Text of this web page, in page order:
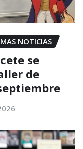
NOTICIAS
se
de